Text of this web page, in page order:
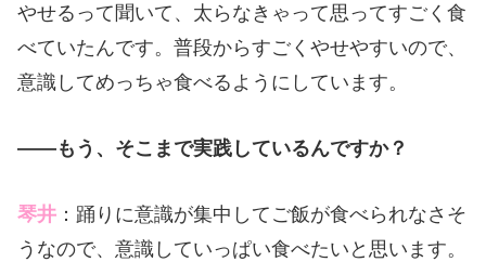
やせるって聞いて、太らなきゃって思ってすごく食
べていたんです。普段からすごくやせやすいので、
意識してめっちゃ食べるようにしています。
――もう、そこまで実践しているんですか？
琴井 ：踊りに意識が集中してご飯が食べられなさそ
うなので、意識していっぱい食べたいと思います。